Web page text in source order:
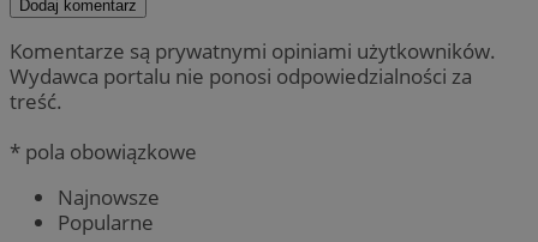
Dodaj komentarz
Komentarze są prywatnymi opiniami użytkowników.
Wydawca portalu nie ponosi odpowiedzialności za
treść.
* pola obowiązkowe
Najnowsze
Popularne